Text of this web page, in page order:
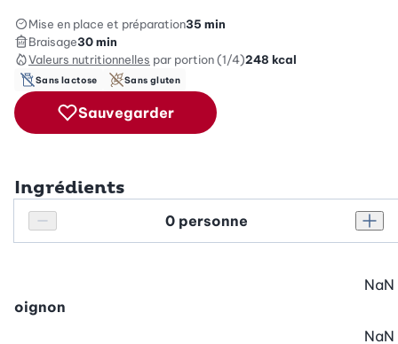
Mise en place et préparation35 min
Braisage30 min
Valeurs nutritionnelles par portion (1/4)248 kcal
Sans lactose Sans gluten
Sauvegarder
Ingrédients
Réduire le nombre de personnes
Personnes
oignon
NaN
NaN